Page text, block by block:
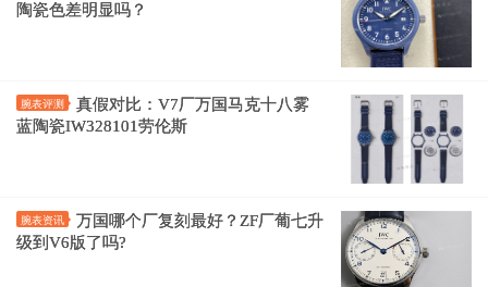
陶瓷色差明显吗？
腕表评测
真假对比：V7厂万国马克十八雾
蓝陶瓷IW328101劳伦斯
腕表资讯
万国哪个厂复刻最好？ZF厂葡七升
级到V6版了吗?